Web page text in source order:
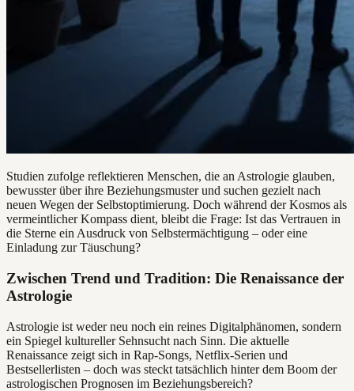
Studien zufolge reflektieren Menschen, die an Astrologie glauben,
bewusster über ihre Beziehungsmuster und suchen gezielt nach
neuen Wegen der Selbstoptimierung. Doch während der Kosmos als
vermeintlicher Kompass dient, bleibt die Frage: Ist das Vertrauen in
die Sterne ein Ausdruck von Selbstermächtigung – oder eine
Einladung zur Täuschung?
Zwischen Trend und Tradition: Die Renaissance der
Astrologie
Astrologie ist weder neu noch ein reines Digitalphänomen, sondern
ein Spiegel kultureller Sehnsucht nach Sinn. Die aktuelle
Renaissance zeigt sich in Rap-Songs, Netflix-Serien und
Bestsellerlisten – doch was steckt tatsächlich hinter dem Boom der
astrologischen Prognosen im Beziehungsbereich?